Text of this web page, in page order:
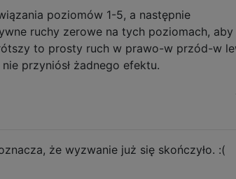
poziomów 1-5, a następnie
ruchy zerowe na tych poziomach, aby
to prosty ruch w prawo-w przód-w
przyniósł żadnego efektu.
że ​​wyzwanie już się skończyło. :(